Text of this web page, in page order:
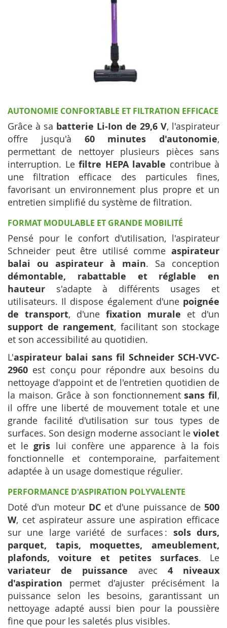
AUTONOMIE CONFORTABLE ET FILTRATION EFFICACE
Grâce à sa batterie Li-Ion de 29,6 V, l'aspirateur
offre jusqu'à 60 minutes d'autonomie,
permettant de nettoyer plusieurs pièces sans
interruption. Le filtre HEPA lavable contribue à
une filtration efficace des particules fines,
favorisant un environnement plus propre et un
entretien simplifié du système de filtration.
FORMAT MODULABLE ET GRANDE MOBILITÉ
Pensé pour le confort d'utilisation, l'aspirateur
Schneider peut être utilisé comme aspirateur
balai ou aspirateur à main. Sa conception
démontable, rabattable et réglable en
hauteur s'adapte à différents usages et
utilisateurs. Il dispose également d'une poignée
de transport, d'une fixation murale et d'un
support de rangement, facilitant son stockage
et son accessibilité au quotidien.
L'aspirateur balai sans fil Schneider SCH-VVC-
2960 est conçu pour répondre aux besoins du
nettoyage d'appoint et de l'entretien quotidien de
la maison. Grâce à son fonctionnementsans fil,
il offre une liberté de mouvement totale et une
grande facilité d'utilisation sur tous types de
surfaces. Son design moderne associant le violet
et legris lui confère une apparence à la fois
fonctionnelle et contemporaine, parfaitement
adaptée à un usage domestique régulier.
PERFORMANCE D'ASPIRATION POLYVALENTE
Doté d'un moteur DCet d'une puissance de 500
W, cet aspirateur assure une aspiration efficace
sur une large variété de surfaces : sols durs,
parquet, tapis, moquettes, ameublement,
plafonds, voiture et petites surfaces. Le
variateur de puissance avec 4 niveaux
d'aspiration permet d'ajuster précisément la
puissance selon les besoins, garantissant un
nettoyage adapté aussi bien pour la poussière
fine que pour les saletés plus visibles.